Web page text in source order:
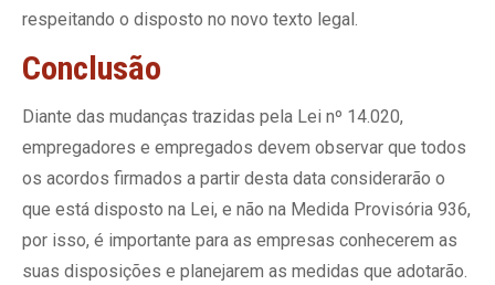
respeitando o disposto no novo texto legal.
Conclusão
Diante das mudanças trazidas pela Lei nº 14.020,
empregadores e empregados devem observar que todos
os acordos firmados a partir desta data considerarão o
que está disposto na Lei, e não na Medida Provisória 936,
por isso, é importante para as empresas conhecerem as
suas disposições e planejarem as medidas que adotarão.